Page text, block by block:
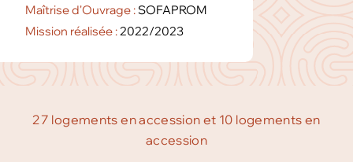
Maîtrise d'Ouvrage :SOFAPROM
Mission réalisée :2022/2023
27 logements en accession et 10 logements en
accession